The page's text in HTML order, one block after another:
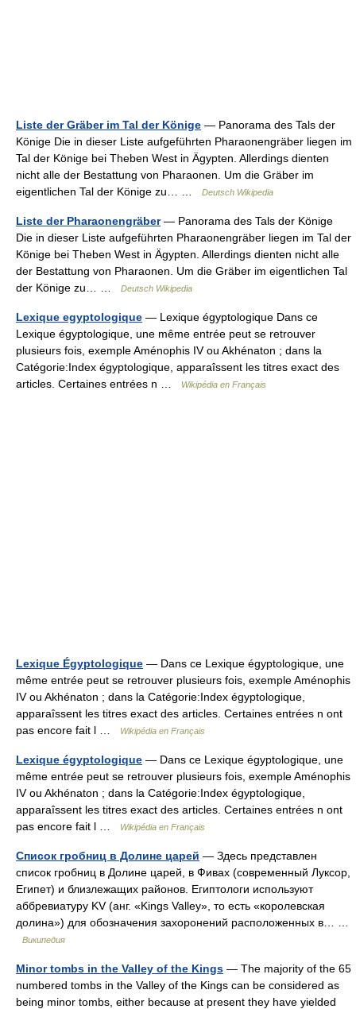
Liste der Gräber im Tal der Könige — Panorama des Tals der
Könige Die in dieser Liste aufgeführten Pharaonengräber liegen im
Tal der Könige bei Theben West in Ägypten. Allerdings dienten
nicht alle der Bestattung von Pharaonen. Um die Gräber im
eigentlichen Tal der Könige zu… …
Deutsch Wikipedia
Liste der Pharaonengräber— Panorama des Tals der Könige
Die in dieser Liste aufgeführten Pharaonengräber liegen im Tal der
Könige bei Theben West in Ägypten. Allerdings dienten nicht alle
der Bestattung von Pharaonen. Um die Gräber im eigentlichen Tal
der Könige zu… …
Deutsch Wikipedia
Lexique egyptologique — Lexique égyptologique Dans ce
Lexique égyptologique, une même entrée peut se retrouver
plusieurs fois, exemple Aménophis IV ou Akhénaton ; dans la
Catégorie:Index égyptologique, apparaîssent les titres exact des
articles. Certaines entrées n …
Wikipédia en Français
Lexique Égyptologique — Dans ce Lexique égyptologique, une
même entrée peut se retrouver plusieurs fois, exemple Aménophis
IV ou Akhénaton ; dans la Catégorie:Index égyptologique,
apparaîssent les titres exact des articles. Certaines entrées n ont
pas encore fait l …
Wikipédia en Français
Lexique égyptologique — Dans ce Lexique égyptologique, une
même entrée peut se retrouver plusieurs fois, exemple Aménophis
IV ou Akhénaton ; dans la Catégorie:Index égyptologique,
apparaîssent les titres exact des articles. Certaines entrées n ont
pas encore fait l …
Wikipédia en Français
Список гробниц в Долине царей — Здесь представлен
список гробниц в Долине царей, в Фивах (современный Луксор,
Египет) и близлежащих районов. Египтологи используют
аббревиатуру KV (анг. «Kings Valley», то есть «королевская
долина») для обозначения захоронений расположенных в… …
Википедия
Minor tombs in the Valley of the Kings — The majority of the 65
numbered tombs in the Valley of the Kings can be considered as
being minor tombs, either because at present they have yielded